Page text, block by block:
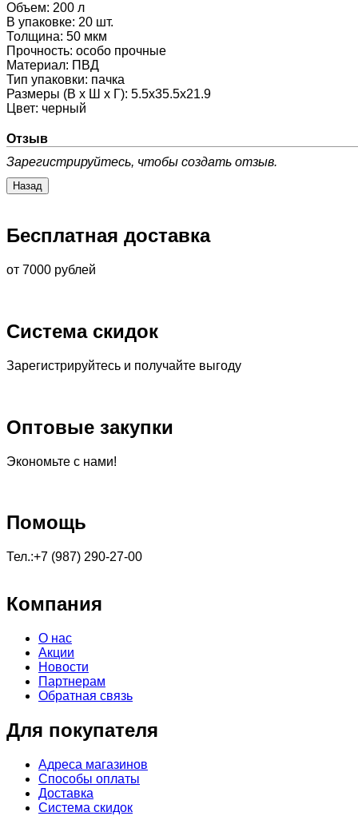
Объем: 200 л
В упаковке: 20 шт.
Толщина: 50 мкм
Прочность: особо прочные
Материал: ПВД
Тип упаковки: пачка
Размеры (В х Ш х Г): 5.5x35.5x21.9
Цвет: черный
Отзыв
Зарегистрируйтесь, чтобы создать отзыв.
Бесплатная доставка
от 7000 рублей
Система скидок
Зарегистрируйтесь и получайте выгоду
Оптовые закупки
Экономьте с нами!
Помощь
Тел.:+7 (987) 290-27-00
Компания
О нас
Акции
Новости
Партнерам
Обратная связь
Для покупателя
Адреса магазинов
Способы оплаты
Доставка
Система скидок